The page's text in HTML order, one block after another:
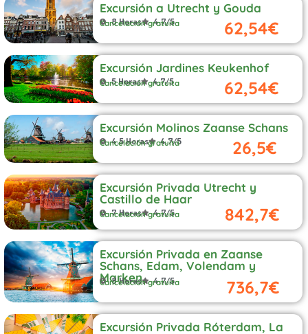
Excursión a Utrecht y Gouda
8 Horas 4.7/5
Cancelación gratuita 62,54€
Excursión Jardines Keukenhof
5 Horas 4.7/5
Cancelación gratuita 62,54€
Excursión Molinos Zaanse Schans
4.5 Horas 4.7/5
Cancelación gratuita 26,5€
Excursión Privada Utrecht y
Castillo de Haar
7 Horas 4.7/5
Cancelación gratuita 842,7€
Excursión Privada en Zaanse
Schans, Edam, Volendam y
Marken
8 Horas 4.7/5
Cancelación gratuita 736,7€
Excursión Privada Róterdam, La